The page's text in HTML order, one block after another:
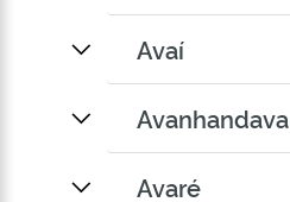
Avaí
Avanhandava
Avaré